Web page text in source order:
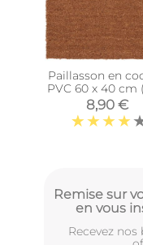
Paillasson en
PVC 60 x 40 cm
8,90 €
Remise sur
en vous
Recevez